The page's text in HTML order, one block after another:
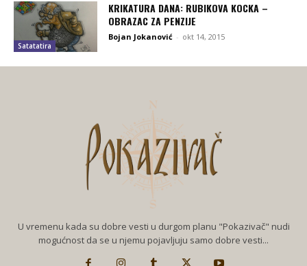
Satatatira
KRIKATURA DANA: RUBIKOVA KOCKA –
OBRAZAC ZA PENZIJE
Bojan Jokanović - okt 14, 2015
U vremenu kada su dobre vesti u durgom planu "Pokazivač" nudi
mogućnost da se u njemu pojavljuju samo dobre vesti...